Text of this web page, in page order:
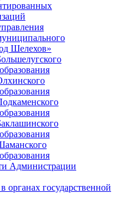
Шелехов»
Администрации
органах государственной